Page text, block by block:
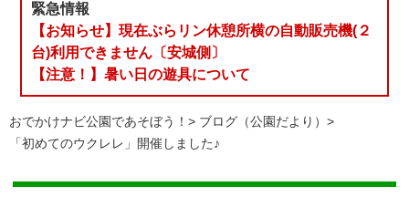
緊急情報
【お知らせ】現在ぶらリン休憩所横の自動販売機(２
台)利用できません〔安城側〕
【注意！】暑い日の遊具について
おでかけナビ公園であそぼう！
ブログ（公園だより）
「初めてのウクレレ」開催しました♪